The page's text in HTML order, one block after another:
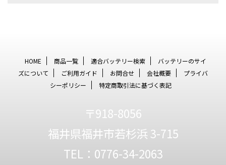
HOME 商品一覧 適合バッテリー検索
バッテリーのサイ
ズについて
ご利用ガイド お問合せ 会社概要
プライバ
シーポリシー
特定商取引法に基づく表記
〒918-8056
福井県福井市若杉浜 3-715
TEL：0776-34-2063